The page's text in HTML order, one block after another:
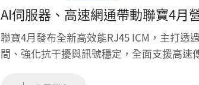
AI伺服器、高速網通帶動聯寶4月
星送樣中，下半年拚小量出貨
聯寶4月發布全新高效能RJ45 ICM，主打透
間、強化抗干擾與訊號穩定，全面支援高速